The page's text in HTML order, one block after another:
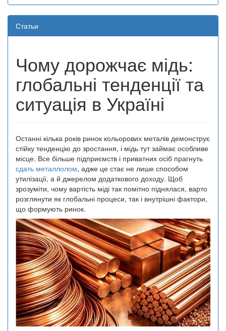
Статьи
Чому дорожчає мідь:
глобальні тенденції та
ситуація в Україні
Останні кілька років ринок кольорових металів демонструє
стійку тенденцію до зростання, і мідь тут займає особливе
місце. Все більше підприємств і приватних осіб прагнуть
сдать металлолом, адже це стає не лише способом
утилізації, а й джерелом додаткового доходу. Щоб
зрозуміти, чому вартість міді так помітно піднялася, варто
розглянути як глобальні процеси, так і внутрішні фактори,
що формують ринок.